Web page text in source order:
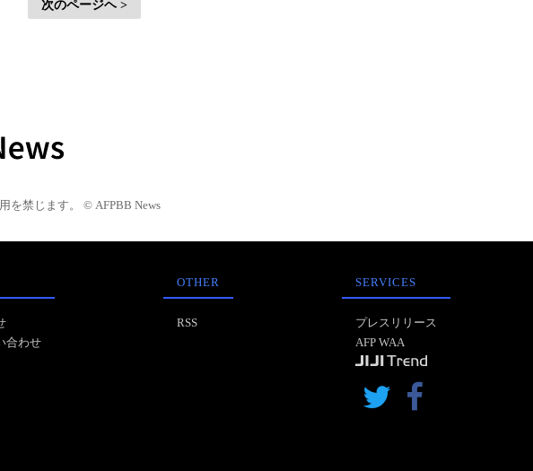
次のページヘ >
を禁じます。 © AFPBB News
合わせ
OTHER
RSS
SERVICES
プレスリリース
AFP WAA